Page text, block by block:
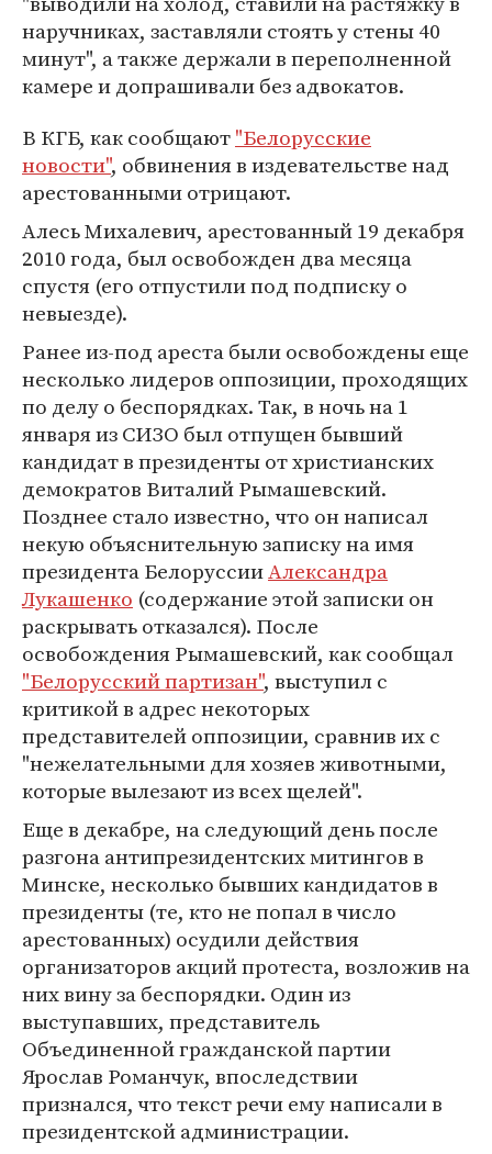
наручниках, заставляли стоять у стены 40
минут", а также держали в переполненной
камере и допрашивали без адвокатов.
В КГБ, как сообщают"Белорусские
новости", обвинения в издевательстве над
арестованными отрицают.
Алесь Михалевич, арестованный 19 декабря
2010 года, был освобожден два месяца
спустя (его отпустили под подписку о
невыезде).
Ранее из-под ареста были освобождены еще
несколько лидеров оппозиции, проходящих
по делу о беспорядках. Так, в ночь на 1
января из СИЗО был отпущен бывший
кандидат в президенты от христианских
демократов Виталий Рымашевский.
Позднее стало известно, что он написал
некую объяснительную записку на имя
президента БелоруссииАлександра
Лукашенко (содержание этой записки он
раскрывать отказался). После
освобождения Рымашевский, как сообщал
"Белорусский партизан", выступил с
критикой в адрес некоторых
представителей оппозиции, сравнив их с
"нежелательными для хозяев животными,
которые вылезают из всех щелей".
Еще в декабре, на следующий день после
разгона антипрезидентских митингов в
Минске, несколько бывших кандидатов в
президенты (те, кто не попал в число
арестованных) осудили действия
организаторов акций протеста, возложив на
них вину за беспорядки. Один из
выступавших, представитель
Объединенной гражданской партии
Ярослав Романчук, впоследствии
признался, что текст речи ему написали в
президентской администрации.